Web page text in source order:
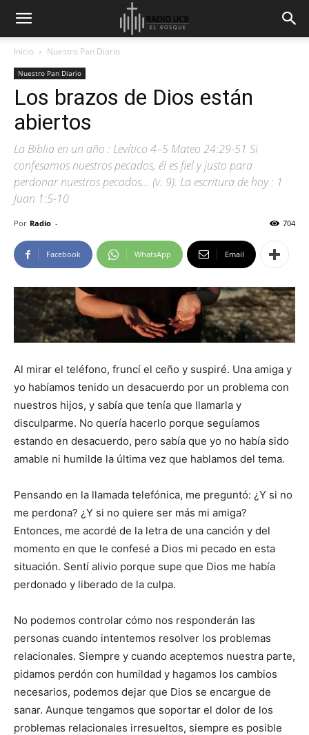
Inicio Nuestro Pan Diario
Nuestro Pan Diario
Los brazos de Dios están
abiertos
La Biblia en un año : Levítico 4–5 Mateo 24:29-51 Si
confesamos nuestros pecados, él es fiel y justo para
perdonar nuestros pecados… (v. 9). La escritura de hoy : 1
Juan 1:5-10
Por Radio - 704
Facebook WhatsApp Email
Al mirar el teléfono, fruncí el ceño y suspiré. Una amiga y
yo habíamos tenido un desacuerdo por un problema con
nuestros hijos, y sabía que tenía que llamarla y
disculparme. No quería hacerlo porque seguíamos
estando en desacuerdo, pero sabía que yo no había sido
amable ni humilde la última vez que hablamos del tema.
Pensando en la llamada telefónica, me preguntó: ¿Y si no
me perdona? ¿Y si no quiere ser más mi amiga?
Entonces, me acordé de la letra de una canción y del
momento en que le confesé a Dios mi pecado en esta
situación. Sentí alivio porque supe que Dios me había
perdonado y liberado de la culpa.
No podemos controlar cómo nos responderán las
personas cuando intentemos resolver los problemas
relacionales. Siempre y cuando aceptemos nuestra parte,
pidamos perdón con humildad y hagamos los cambios
necesarios, podemos dejar que Dios se encargue de
sanar. Aunque tengamos que soportar el dolor de los
problemas relacionales irresueltos, siempre es posible